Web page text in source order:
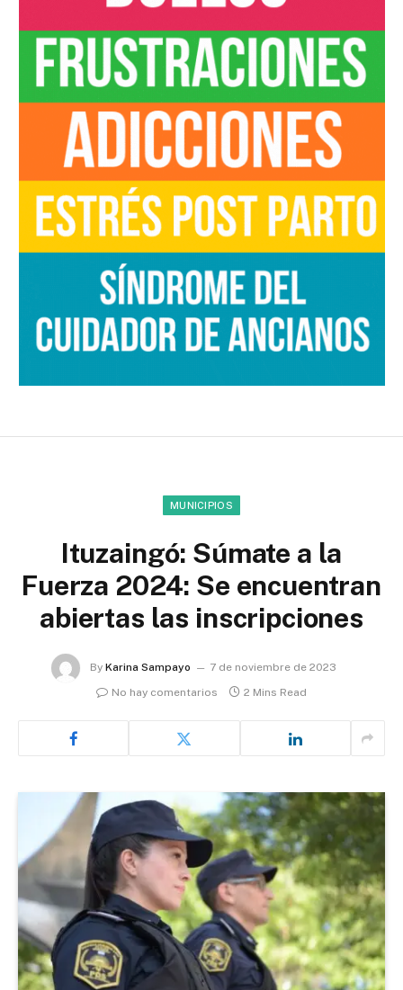
MUNICIPIOS
Ituzaingó: Súmate a la
Fuerza 2024: Se encuentran
abiertas las inscripciones
By Karina Sampayo
7 de noviembre de 2023
No hay comentarios
2 Mins Read